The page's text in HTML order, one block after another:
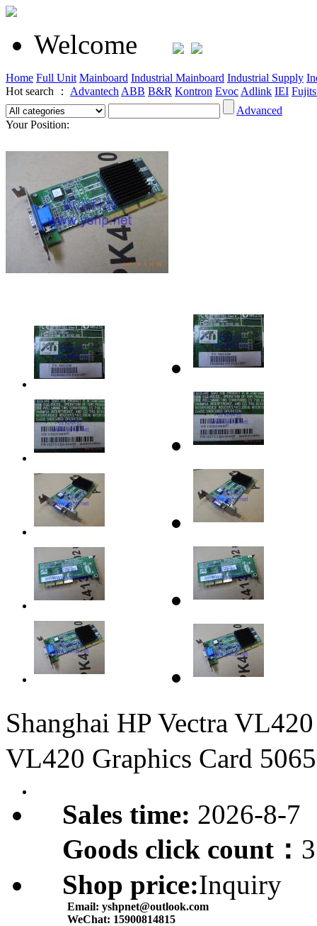
Welcome
Home Full Unit Mainboard Industrial Mainboard Industrial Supply
Hot search ： Advantech ABB B&R Kontron Evoc Adlink IEI
Advanced
Your Position:
Shanghai HP Vectra
VL420 Graphics Card
Sales time: 2026-8-7
Goods click count：
Shop price:Inquiry
Email: yshpnet@outlook.com
WeChat: 15900814815